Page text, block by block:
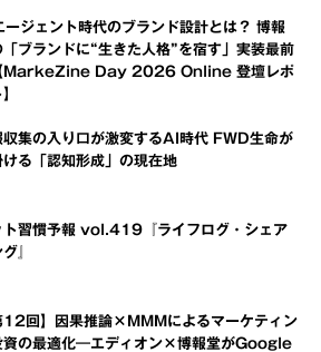
ージェント時代のブランド設計とは？ 博報
「ブランドに“生きた人格”を宿す」実装最前
MarkeZine Day 2026 Online 登壇レポ
収集の入り口が激変するAI時代 FWD生命が
ける「認知形成」の現在地
ト習慣予報 vol.419『ライフログ・シェア
』
12回】因果推論×MMMによるマーケティン
資の最適化―エディオン×博報堂がGoogle